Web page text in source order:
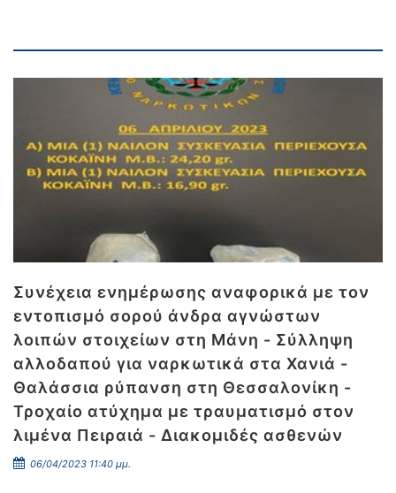
Συνέχεια ενημέρωσης αναφορικά με τον
εντοπισμό σορού άνδρα αγνώστων
λοιπών στοιχείων στη Μάνη - Σύλληψη
αλλοδαπού για ναρκωτικά στα Χανιά -
Θαλάσσια ρύπανση στη Θεσσαλονίκη -
Τροχαίο ατύχημα με τραυματισμό στον
λιμένα Πειραιά - Διακομιδές ασθενών
06/04/2023 11:40 μμ.